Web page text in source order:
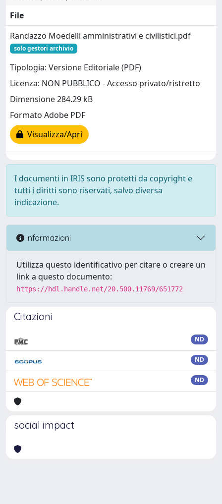
File
Randazzo Moedelli amministrativi e civilistici.pdf
solo gestori archivio
Tipologia: Versione Editoriale (PDF)
Licenza: NON PUBBLICO - Accesso privato/ristretto
Dimensione 284.29 kB
Formato Adobe PDF
Visualizza/Apri
I documenti in IRIS sono protetti da copyright e
tutti i diritti sono riservati, salvo diversa
indicazione.
Informazioni
Utilizza questo identificativo per citare o creare un
link a questo documento:
https://hdl.handle.net/20.500.11769/651772
Citazioni
ND
ND
ND
social impact